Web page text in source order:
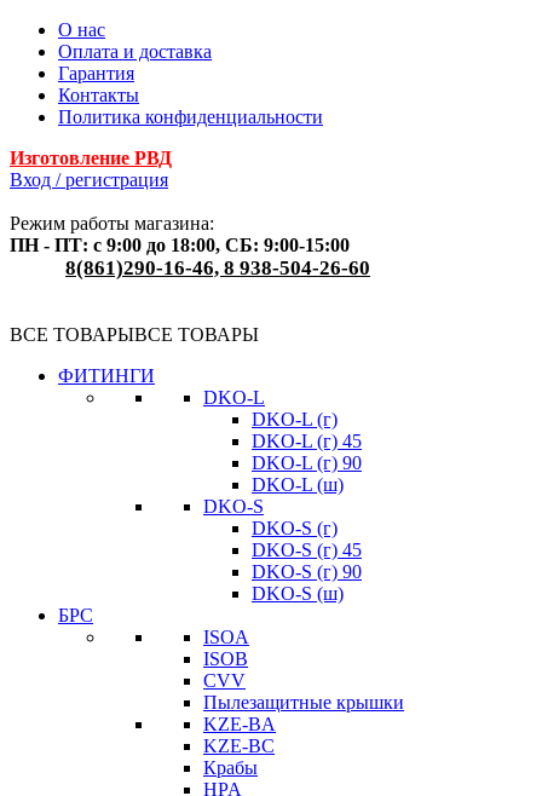
О нас
Оплата и доставка
Гарантия
Контакты
Политика конфиденциальности
Изготовление РВД
Вход / регистрация
Режим работы магазина:
ПН - ПТ: с 9:00 до 18:00, СБ: 9:00-15:00
8(861)290-16-46, 8 938-504-26-60
ВСЕ ТОВАРЫВСЕ ТОВАРЫ
ФИТИНГИ
DKO-L
DKO-L (г)
DKO-L (г) 45
DKO-L (г) 90
DKO-L (ш)
DKO-S
DKO-S (г)
DKO-S (г) 45
DKO-S (г) 90
DKO-S (ш)
БРС
ISOA
ISOB
CVV
Пылезащитные крышки
KZE-BA
KZE-BС
Крабы
HPA